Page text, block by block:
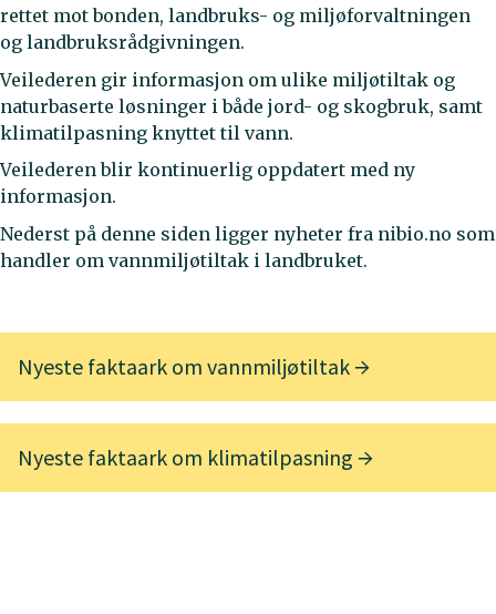
rettet mot bonden, landbruks- og miljøforvaltningen
og landbruksrådgivningen.
Veilederen gir informasjon om ulike miljøtiltak og
naturbaserte løsninger i både jord- og skogbruk, samt
klimatilpasning knyttet til vann.
Veilederen blir kontinuerlig oppdatert med ny
informasjon.
Nederst på denne siden ligger nyheter fra nibio.no som
handler om vannmiljøtiltak i landbruket.
Nyeste faktaark om vannmiljøtiltak
Nyeste faktaark om klimatilpasning